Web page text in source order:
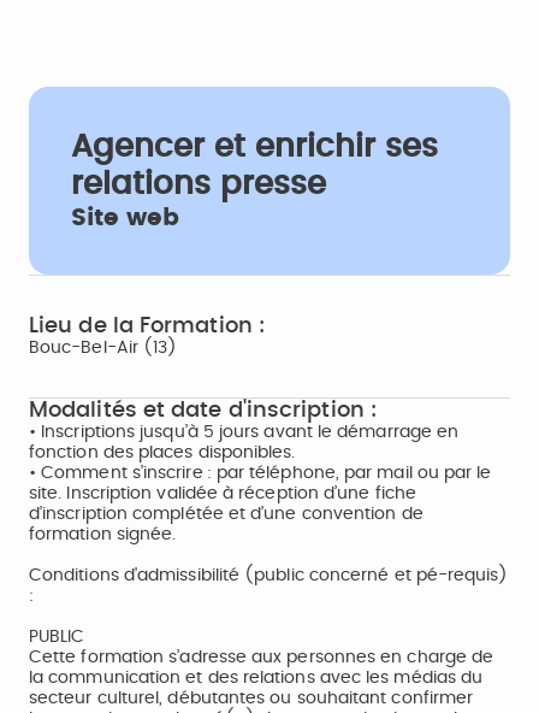
Agencer et enrichir ses
relations presse
Site web
Lieu de la Formation :
Bouc-Bel-Air (13)
Modalités et date d'inscription :
• Inscriptions jusqu’à 5 jours avant le démarrage en
fonction des places disponibles.
• Comment s’inscrire : par téléphone, par mail ou par le
site. Inscription validée à réception d’une fiche
d’inscription complétée et d’une convention de
formation signée.
Conditions d'admissibilité (public concerné et pé-requis)
:
PUBLIC
Cette formation s’adresse aux personnes en charge de
la communication et des relations avec les médias du
secteur culturel, débutantes ou souhaitant confirmer